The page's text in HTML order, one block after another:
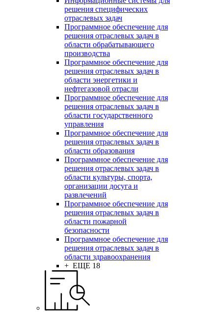
решения специфических
отраслевых задач
Программное обеспечение для
решения отраслевых задач в
области обрабатывающего
производства
Программное обеспечение для
решения отраслевых задач в
области энергетики и
нефтегазовой отрасли
Программное обеспечение для
решения отраслевых задач в
области государственного
управления
Программное обеспечение для
решения отраслевых задач в
области образования
Программное обеспечение для
решения отраслевых задач в
области культуры, спорта,
организации досуга и
развлечений
Программное обеспечение для
решения отраслевых задач в
области пожарной
безопасности
Программное обеспечение для
решения отраслевых задач в
области здравоохранения
+ ЕЩЕ 18